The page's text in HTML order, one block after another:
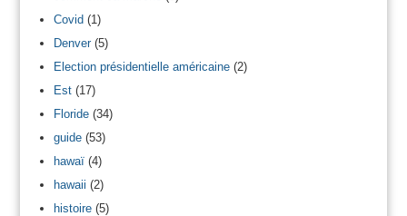
Covid(1)
Denver(5)
Election présidentielle américaine(2)
Est(17)
Floride(34)
guide(53)
hawaï(4)
hawaii (2)
histoire(5)